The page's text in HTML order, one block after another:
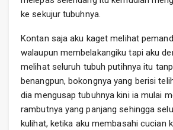
ke sekujur tubuhnya.
Kontan saja aku kaget melihat
walaupun membelakangiku tapi aku
melihat seluruh tubuh putihnya itu
benangpun, bokongnya yang berisi
dia mengusap tubuhnya kini ia mulai
rambutnya yang panjang sehingga
kulihat, ketika aku membasahi cucian